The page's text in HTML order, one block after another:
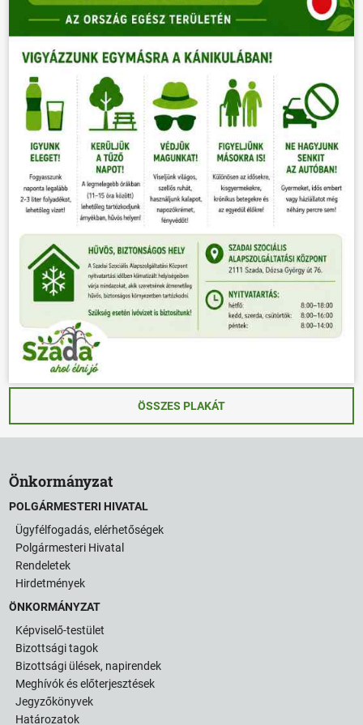
ÖSSZES PLAKÁT
Önkormányzat
POLGÁRMESTERI HIVATAL
Ügyfélfogadás, elérhetőségek
Polgármesteri Hivatal
Rendeletek
Hirdetmények
ÖNKORMÁNYZAT
Képviselő-testület
Bizottsági tagok
Bizottsági ülések, napirendek
Meghívók és előterjesztések
Jegyzőkönyvek
Határozatok